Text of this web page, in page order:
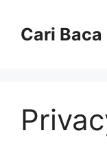
Cari Baca